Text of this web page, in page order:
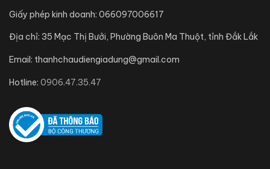
Giấy phép kinh doanh: 066097006617
Địa chỉ: 35 Mạc Thị Bưởi, Phường Buôn Ma Thuột, tỉnh Đắk Lắk
Email: thanhchaudiengiadung@gmail.com
Hotline: 0906.47.35.47